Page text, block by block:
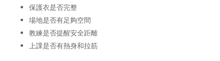
保護衣是否完整
場地是否有足夠空間
教練是否提醒安全距離
上課是否有熱身和拉筋